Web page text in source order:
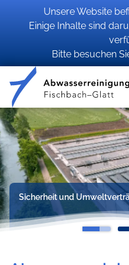
Unsere Website
Einige Inhalte sind
Bitte besuchen
Sicherheit und